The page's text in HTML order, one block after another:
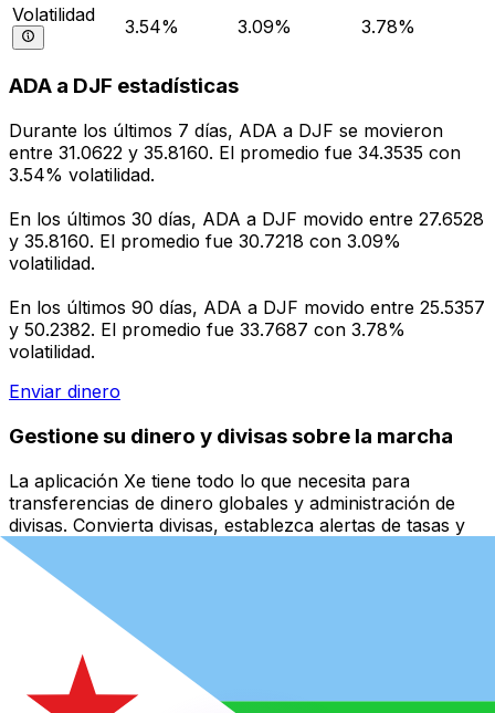
Volatilidad
3.54% 3.09% 3.78%
ADA a DJF estadísticas
Durante los últimos 7 días, ADA a DJF se movieron
entre 31.0622 y 35.8160. El promedio fue 34.3535 con
3.54% volatilidad.
En los últimos 30 días, ADA a DJF movido entre 27.6528
y 35.8160. El promedio fue 30.7218 con 3.09%
volatilidad.
En los últimos 90 días, ADA a DJF movido entre 25.5357
y 50.2382. El promedio fue 33.7687 con 3.78%
volatilidad.
Enviar dinero
Gestione su dinero y divisas sobre la marcha
La aplicación Xe tiene todo lo que necesita para
transferencias de dinero globales y administración de
divisas. Convierta divisas, establezca alertas de tasas y
transfiera dinero al extranjero sin cargos ocultos.
¡Descárgalo hoy!